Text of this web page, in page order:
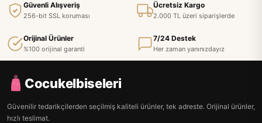
Güvenli Alışveriş
256-bit SSL koruması
Ücretsiz Kargo
2.000 TL üzeri siparişlerde
Orijinal Ürünler
%100 orijinal garanti
7/24 Destek
Her zaman yanınızdayız
Cocukelbiseleri
Güvenilir tedarikçilerden seçilmiş kaliteli ürünler, tek adreste. Orijinal ürünler,
hızlı teslimat.